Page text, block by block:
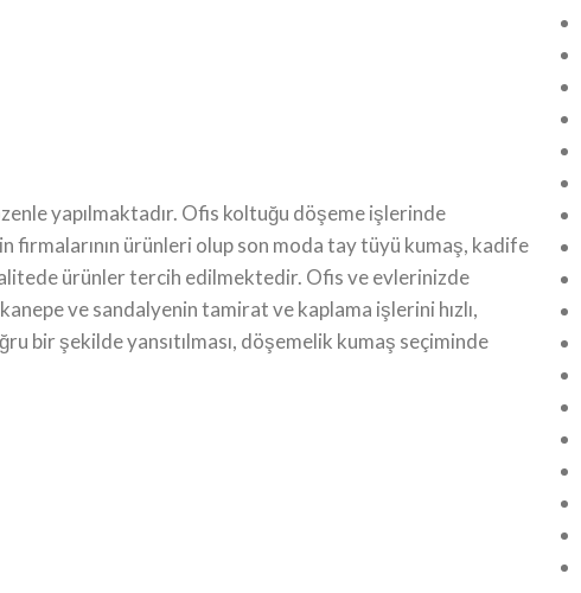
yapılmaktadır. Ofis koltuğu döşeme işlerinde
firmalarının ürünleri olup son moda tay tüyü kumaş, kadife
ürünler tercih edilmektedir. Ofis ve evlerinizde
ve sandalyenin tamirat ve kaplama işlerini hızlı,
bir şekilde yansıtılması, döşemelik kumaş seçiminde